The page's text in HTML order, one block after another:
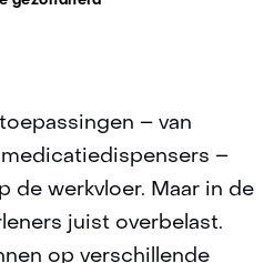
– van
–
de werkvloer. Maar in de
juist overbelast.
op verschillende